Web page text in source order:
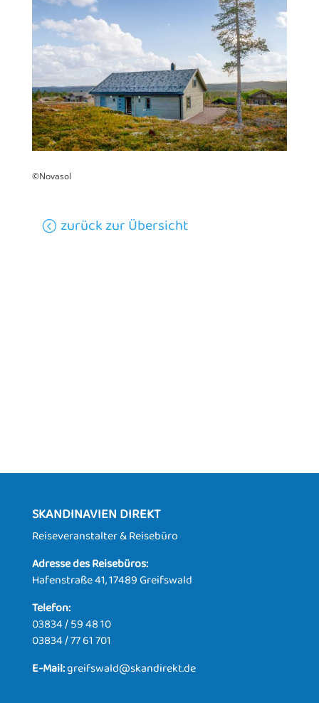
©Novasol
zurück zur Übersicht
SKANDINAVIEN DIREKT
Reiseveranstalter & Reisebüro
Adresse des Reisebüros:
Hafenstraße 41, 17489 Greifswald
Telefon:
03834 / 59 48 10
03834 / 77 61 701
E-Mail:greifswald@skandirekt.de